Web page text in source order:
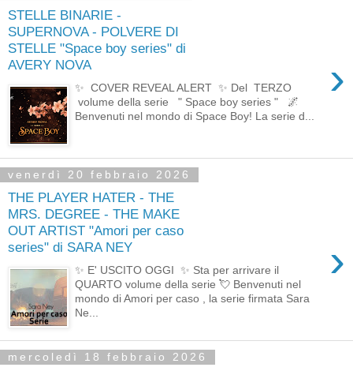
STELLE BINARIE -
SUPERNOVA - POLVERE DI
STELLE "Space boy series" di
AVERY NOVA
›
✨ COVER REVEAL ALERT ✨ Del TERZO
volume della serie " Space boy series " 🌌
Benvenuti nel mondo di Space Boy! La serie d...
venerdì 20 febbraio 2026
THE PLAYER HATER - THE
MRS. DEGREE - THE MAKE
OUT ARTIST "Amori per caso
series" di SARA NEY
›
✨ E' USCITO OGGI ✨ Sta per arrivare il
QUARTO volume della serie 💘 Benvenuti nel
mondo di Amori per caso , la serie firmata Sara
Ne...
mercoledì 18 febbraio 2026